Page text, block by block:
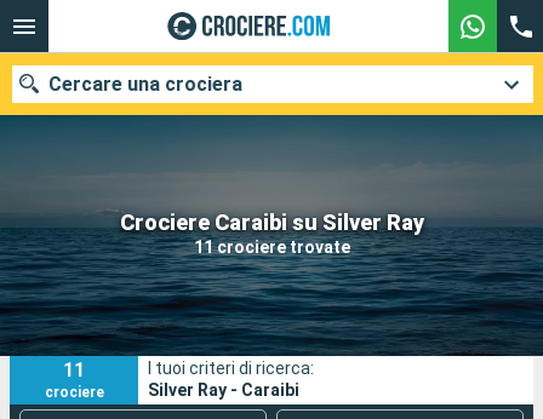
Crociere Caraibi su Silver Ray
11 crociere trovate
Cercare una crociera
Le nostre destinazioni
Mesi di partenza
Porti Compagnie
Ricerca
11
crociere
I tuoi criteri di ricerca:
Silver Ray - Caraibi